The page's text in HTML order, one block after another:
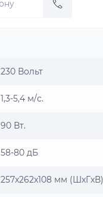
230 Вольт
1,3-5,4 м/с.
90 Вт.
58-80 дБ
257x262x108 мм (ШxГxВ)